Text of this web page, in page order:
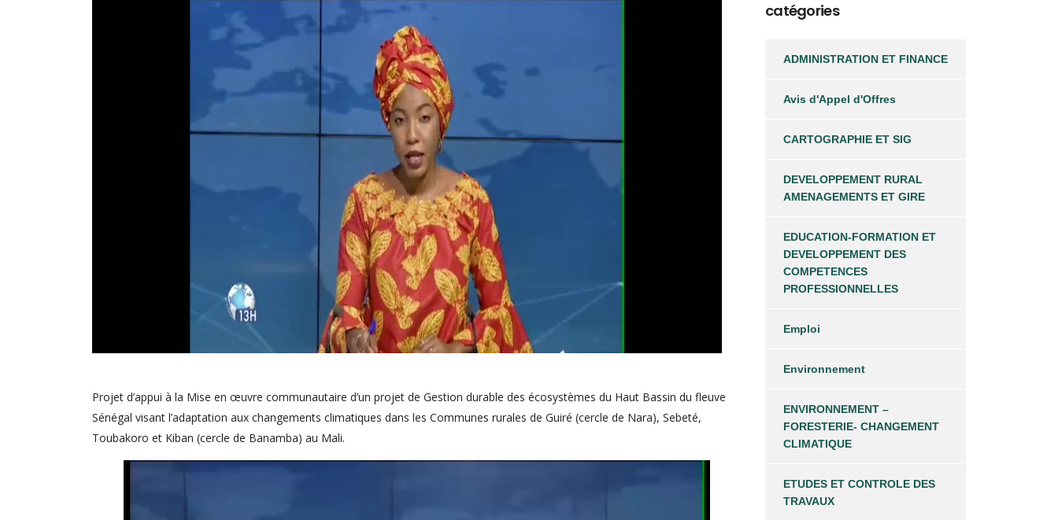
Projet d’appui à la Mise en œuvre communautaire d’un projet de Gestion durable des écosystèmes du Haut Bassin du fleuve
Sénégal visant l’adaptation aux changements climatiques dans les Communes rurales de Guiré (cercle de Nara), Sebeté,
Toubakoro et Kiban (cercle de Banamba) au Mali.
catégories
ADMINISTRATION ET FINANCE
Avis d'Appel d'Offres
CARTOGRAPHIE ET SIG
DEVELOPPEMENT RURAL
AMENAGEMENTS ET GIRE
EDUCATION-FORMATION ET
DEVELOPPEMENT DES
COMPETENCES
PROFESSIONNELLES
Emploi
Environnement
ENVIRONNEMENT –
FORESTERIE- CHANGEMENT
CLIMATIQUE
ETUDES ET CONTROLE DES
TRAVAUX